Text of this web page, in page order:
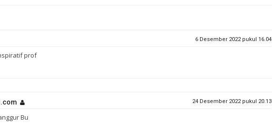
6 Desember 2022 pukul 16.04
prof
24 Desember 2022 pukul 20.13
Bu